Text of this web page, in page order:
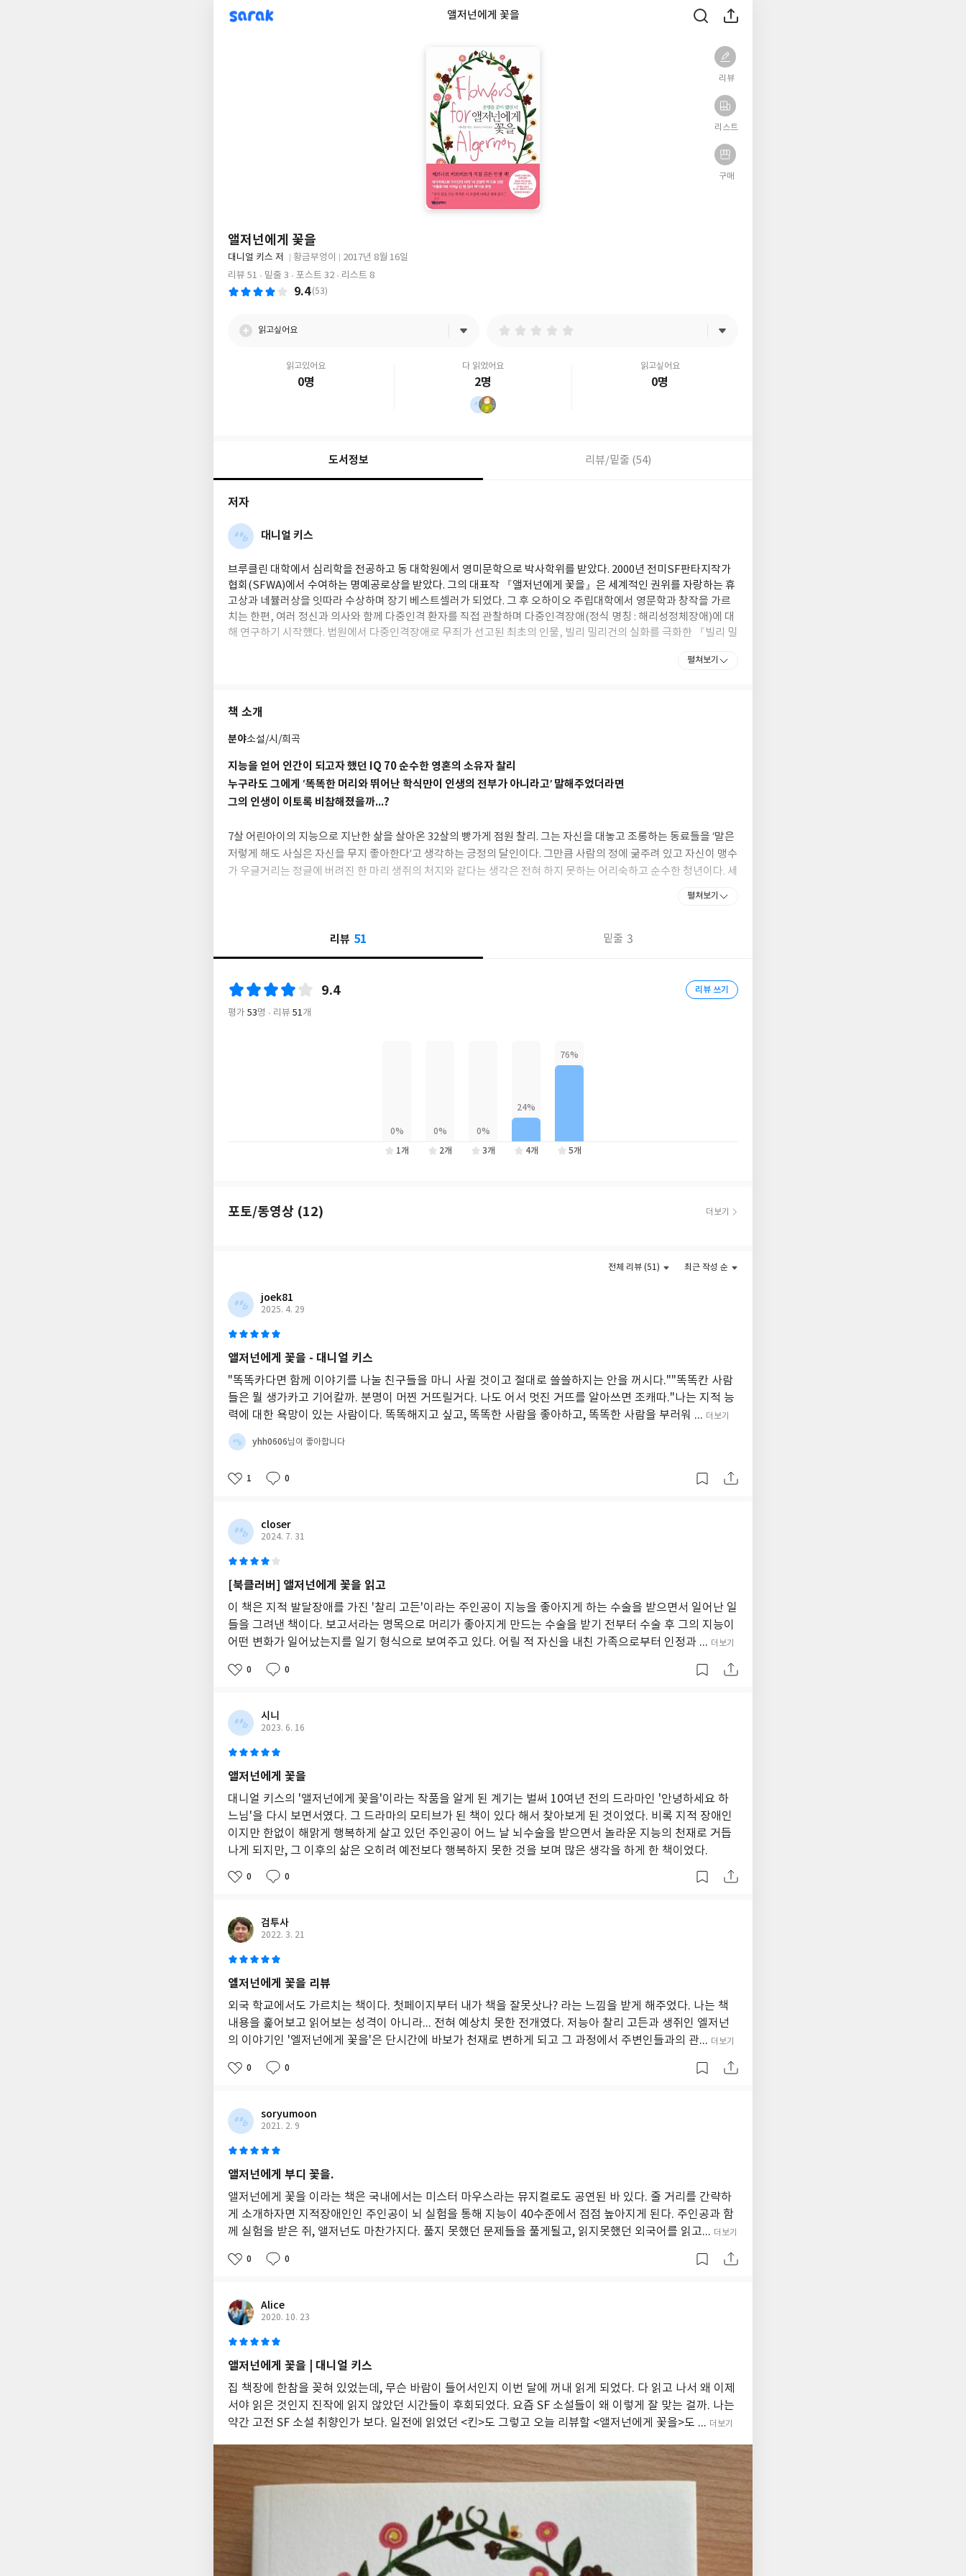
sarak 앨저넌에게 꽃을
리뷰
리스트
구매
앨저넌에게 꽃을
글
쓴
대니얼 키스 저
사
황금부엉이
출
2017년 8월 16일
리뷰 51
밑줄 3 포스트 32 리스트 8
9.4 (53)
읽고싶어요
읽고있어요
0명
다 읽었어요
2명
읽고싶어요
0명
도서정보 리뷰/밑줄 (54)
저자
대니얼 키스
브루클린 대학에서 심리학을 전공하고 동 대학원에서 영미문학으로 박사학위를 받았다. 2000년 전미SF판타지작가
협회(SFWA)에서 수여하는 명예공로상을 받았다. 그의 대표작 『앨저넌에게 꽃을』은 세계적인 권위를 자랑하는 휴
고상과 네뷸러상을 잇따라 수상하며 장기 베스트셀러가 되었다. 그 후 오하이오 주립대학에서 영문학과 창작을 가르
치는 한편, 여러 정신과 의사와 함께 다중인격 환자를 직접 관찰하며 다중인격장애(정식 명칭 : 해리성정체장애)에 대
해 연구하기 시작했다. 법원에서 다중인격장애로 무죄가 선고된 최초의 인물, 빌리 밀리건의 실화를 극화한 『빌리 밀
펼쳐보기
책 소개
분야소설/시/희곡
지능을 얻어 인간이 되고자 했던 IQ 70 순수한 영혼의 소유자 찰리
누구라도 그에게 ‘똑똑한 머리와 뛰어난 학식만이 인생의 전부가 아니라고’ 말해주었더라면
그의 인생이 이토록 비참해졌을까...?
7살 어린아이의 지능으로 지난한 삶을 살아온 32살의 빵가게 점원 찰리. 그는 자신을 대놓고 조롱하는 동료들을 ‘말은
저렇게 해도 사실은 자신을 무지 좋아한다’고 생각하는 긍정의 달인이다. 그만큼 사람의 정에 굶주려 있고 자신이 맹수
가 우글거리는 정글에 버려진 한 마리 생쥐의 처지와 같다는 생각은 전혀 하지 못하는 어리숙하고 순수한 청년이다. 세
상과 소통하기 위해서 글을 배워야 한다고 생각하는 그는 낮에는 일하고 밤에는 지적장애성인센터에서 글을 배운다.
아들의 장애를 인정하지 않고 증오와 수치심에 찰리를 향해 칼까지 든 엄마, 그런 그를 끝내 지켜주지 못한 아빠. 반인
륜적인 부모에게 버려져 끝 간 데 없는 욕망으로 점철된 세상 속으로 내쳐졌던 찰리는 어리숙해도 똑똑해지는 것만이
안을 선뜻 받아들이고 기꺼이 욕망의 실험대상이 되어준다. 자아 도취한 엘리트들과 함께 신의 영역을 침범하게 된 찰
리, 어둠에서 빛으로 나아가려는 그에게 과연 온전한 행복과 자유가 기다리고 있을까?
으켜 전 세계 30개국에 출간된 초베스트셀러로서 정식 한국어판이 황금부엉이에서 출간되었다. 전 세계적으로 영화,
펼쳐보기
리뷰 51 밑줄 3
9.4
평가 53명 리뷰 51개
리뷰 쓰기
1개 2개 3개 4개 5개
포토/동영상 (12) 더보기
전체 리뷰 (51) 최근 작성 순
joek81
2025. 4. 29
앨저넌에게 꽃을 - 대니얼 키스
"똑똑카다면 함께 이야기를 나눌 친구들을 마니 사귈 것이고 절대로 쓸쓸하지는 안을 꺼시다.""똑똑칸 사람
들은 뭘 생가카고 기어칼까. 분명이 머찐 거뜨릴거다. 나도 어서 멋진 거뜨를 알아쓰면 조캐따."나는 지적 능
력에 대한 욕망이 있는 사람이다. 똑똑해지고 싶고, 똑똑한 사람을 좋아하고, 똑똑한 사람을 부러워 ... 더보기
yhh0606님이 좋아합니다
1 0
closer
2024. 7. 31
[북클러버] 앨저넌에게 꽃을 읽고
이 책은 지적 발달장애를 가진 '찰리 고든'이라는 주인공이 지능을 좋아지게 하는 수술을 받으면서 일어난 일
들을 그려낸 책이다. 보고서라는 명목으로 머리가 좋아지게 만드는 수술을 받기 전부터 수술 후 그의 지능이
어떤 변화가 일어났는지를 일기 형식으로 보여주고 있다. 어릴 적 자신을 내친 가족으로부터 인정과 ... 더보기
0 0
시니
2023. 6. 16
앨저넌에게 꽃을
대니얼 키스의 '앨저넌에게 꽃을'이라는 작품을 알게 된 계기는 벌써 10여년 전의 드라마인 '안녕하세요 하
느님'을 다시 보면서였다. 그 드라마의 모티브가 된 책이 있다 해서 찾아보게 된 것이었다. 비록 지적 장애인
이지만 한없이 해맑게 행복하게 살고 있던 주인공이 어느 날 뇌수술을 받으면서 놀라운 지능의 천재로 거듭
나게 되지만, 그 이후의 삶은 오히려 예전보다 행복하지 못한 것을 보며 많은 생각을 하게 한 책이었다.
0 0
검투사
2022. 3. 21
엘저넌에게 꽃을 리뷰
외국 학교에서도 가르치는 책이다. 첫페이지부터 내가 책을 잘못삿나? 라는 느낌을 받게 해주었다. 나는 책
내용을 훑어보고 읽어보는 성격이 아니라... 전혀 예상치 못한 전개였다. 저능아 찰리 고든과 생쥐인 엘저넌
의 이야기인 '엘저넌에게 꽃을'은 단시간에 바보가 천재로 변하게 되고 그 과정에서 주변인들과의 관... 더보기
0 0
soryumoon
2021. 2. 9
앨저넌에게 부디 꽃을.
앨저넌에게 꽃을 이라는 책은 국내에서는 미스터 마우스라는 뮤지컬로도 공연된 바 있다. 줄 거리를 간략하
게 소개하자면 지적장애인인 주인공이 뇌 실험을 통해 지능이 40수준에서 점점 높아지게 된다. 주인공과 함
께 실험을 받은 쥐, 앨저넌도 마찬가지다. 풀지 못했던 문제들을 풀게될고, 읽지못했던 외국어를 읽고... 더보기
0 0
Alice
2020. 10. 23
앨저넌에게 꽃을 | 대니얼 키스
집 책장에 한참을 꽂혀 있었는데, 무슨 바람이 들어서인지 이번 달에 꺼내 읽게 되었다. 다 읽고 나서 왜 이제
서야 읽은 것인지 진작에 읽지 않았던 시간들이 후회되었다. 요즘 SF 소설들이 왜 이렇게 잘 맞는 걸까. 나는
약간 고전 SF 소설 취향인가 보다. 일전에 읽었던 <킨>도 그렇고 오늘 리뷰할 <앨저넌에게 꽃을>도 ... 더보기